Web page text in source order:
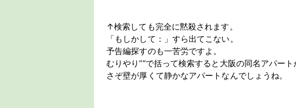
↑検索しても完全に黙殺されます。
「もしかして：」すら出てこない。
予告編探すのも一苦労ですよ。
むりやり””で括って検索すると大阪の同名アパート
さぞ壁が厚くて静かなアパートなんでしょうね。